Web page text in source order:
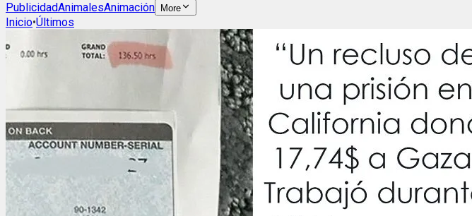
PublicidadAnimalesAnimación More
Inicio•Últimos